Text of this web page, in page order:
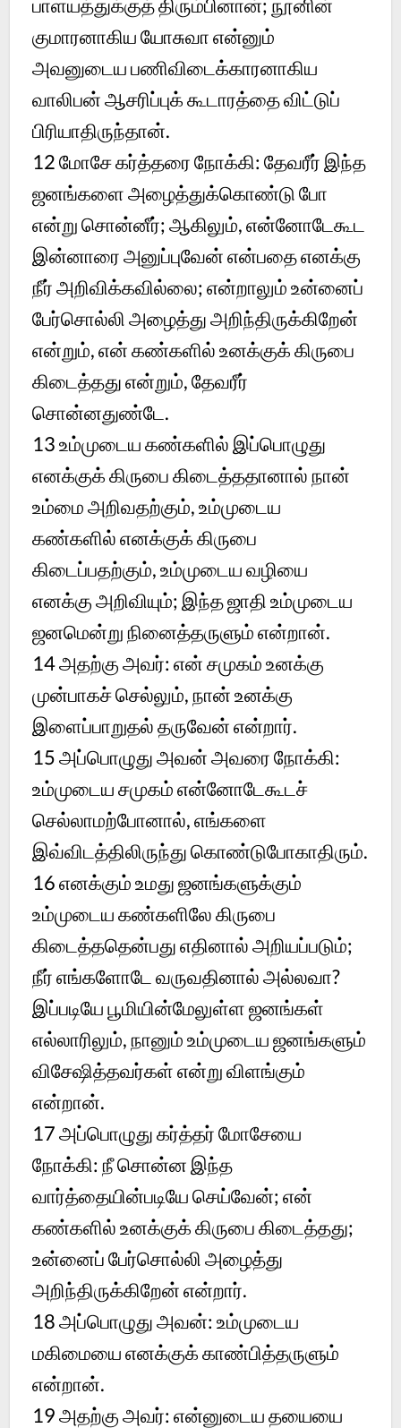
பாளயத்துக்குத் திரும்பினான்; நூனின்
குமாரனாகிய யோசுவா என்னும்
அவனுடைய பணிவிடைக்காரனாகிய
வாலிபன் ஆசரிப்புக் கூடாரத்தை விட்டுப்
பிரியாதிருந்தான்.
12மோசே கர்த்தரை நோக்கி: தேவரீர் இந்த
ஜனங்களை அழைத்துக்கொண்டு போ
என்று சொன்னீர்; ஆகிலும், என்னோடேகூட
இன்னாரை அனுப்புவேன் என்பதை எனக்கு
நீர் அறிவிக்கவில்லை; என்றாலும் உன்னைப்
பேர்சொல்லி அழைத்து அறிந்திருக்கிறேன்
என்றும், என் கண்களில் உனக்குக் கிருபை
கிடைத்தது என்றும், தேவரீர்
சொன்னதுண்டே.
13உம்முடைய கண்களில் இப்பொழுது
எனக்குக் கிருபை கிடைத்ததானால் நான்
உம்மை அறிவதற்கும், உம்முடைய
கண்களில் எனக்குக் கிருபை
கிடைப்பதற்கும், உம்முடைய வழியை
எனக்கு அறிவியும்; இந்த ஜாதி உம்முடைய
ஜனமென்று நினைத்தருளும் என்றான்.
14அதற்கு அவர்: என் சமுகம் உனக்கு
முன்பாகச் செல்லும், நான் உனக்கு
இளைப்பாறுதல் தருவேன் என்றார்.
15அப்பொழுது அவன் அவரை நோக்கி:
உம்முடைய சமுகம் என்னோடேகூடச்
செல்லாமற்போனால், எங்களை
இவ்விடத்திலிருந்து கொண்டுபோகாதிரும்.
16எனக்கும் உமது ஜனங்களுக்கும்
உம்முடைய கண்களிலே கிருபை
கிடைத்ததென்பது எதினால் அறியப்படும்;
நீர் எங்களோடே வருவதினால் அல்லவா?
இப்படியே பூமியின்மேலுள்ள ஜனங்கள்
எல்லாரிலும், நானும் உம்முடைய ஜனங்களும்
விசேஷித்தவர்கள் என்று விளங்கும்
என்றான்.
17அப்பொழுது கர்த்தர் மோசேயை
நோக்கி: நீ சொன்ன இந்த
வார்த்தையின்படியே செய்வேன்; என்
கண்களில் உனக்குக் கிருபை கிடைத்தது;
உன்னைப் பேர்சொல்லி அழைத்து
அறிந்திருக்கிறேன் என்றார்.
18அப்பொழுது அவன்: உம்முடைய
மகிமையை எனக்குக் காண்பித்தருளும்
என்றான்.
19அதற்கு அவர்: என்னுடைய தயையை